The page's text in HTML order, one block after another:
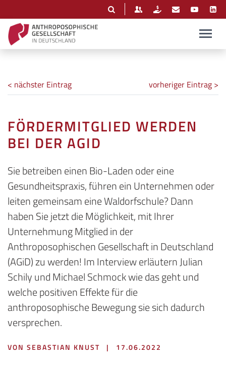
< nächster Eintrag vorheriger Eintrag >
FÖRDERMITGLIED WERDEN
BEI DER AGID
Sie betreiben einen Bio-Laden oder eine
Gesundheitspraxis, führen ein Unternehmen oder
leiten gemeinsam eine Waldorfschule? Dann
haben Sie jetzt die Möglichkeit, mit Ihrer
Unternehmung Mitglied in der
Anthroposophischen Gesellschaft in Deutschland
(AGiD) zu werden! Im Interview erläutern Julian
Schily und Michael Schmock wie das geht und
welche positiven Effekte für die
anthroposophische Bewegung sie sich dadurch
versprechen.
VON SEBASTIAN KNUST | 17.06.2022